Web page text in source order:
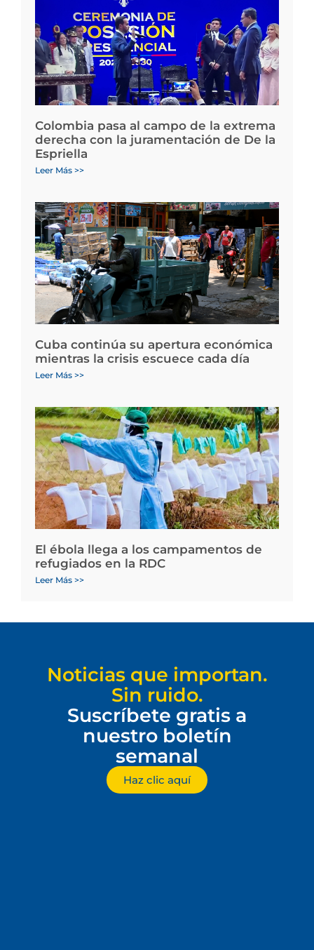
Colombia pasa al campo de la extrema
derecha con la juramentación de De la
Espriella
Leer Más >>
Cuba continúa su apertura económica
mientras la crisis escuece cada día
Leer Más >>
El ébola llega a los campamentos de
refugiados en la RDC
Leer Más >>
Noticias que importan.
Sin ruido.
Suscríbete gratis a
nuestro boletín
semanal
Haz clic aquí